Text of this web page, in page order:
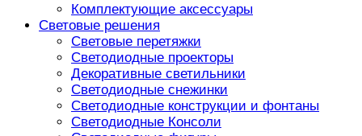
Комплектующие аксессуары
Световые решения
Световые перетяжки
Светодиодные проекторы
Декоративные светильники
Светодиодные снежинки
Светодиодные конструкции и фонтаны
Светодиодные Консоли